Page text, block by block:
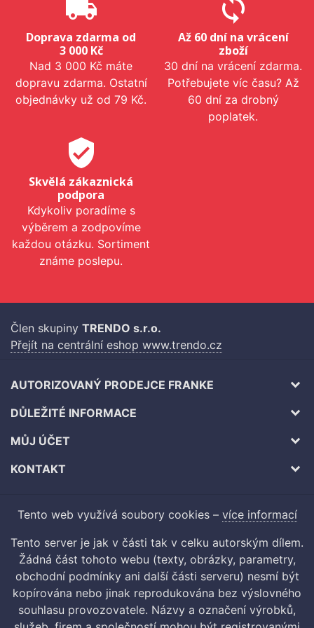
local_shipping
Doprava zdarma od
3 000 Kč
Nad 3 000 Kč máte
dopravu zdarma. Ostatní
objednávky už od 79 Kč.
sync
Až 60 dní na vrácení
zboží
30 dní na vrácení zdarma.
Potřebujete víc času? Až
60 dní za drobný
poplatek.
verified_user
Skvělá zákaznická
podpora
Kdykoliv poradíme s
výběrem a zodpovíme
každou otázku. Sortiment
známe poslepu.
Člen skupiny TRENDO s.r.o.
Přejít na centrální eshop www.trendo.cz
AUTORIZOVANÝ PRODEJCE FRANKE
DŮLEŽITÉ INFORMACE
MŮJ ÚČET
KONTAKT
Tento web využívá soubory cookies – více informací
Tento server je jak v části tak v celku autorským dílem.
Žádná část tohoto webu (texty, obrázky, parametry,
obchodní podmínky ani další části serveru) nesmí být
kopírována nebo jinak reprodukována bez výslovného
souhlasu provozovatele. Názvy a označení výrobků,